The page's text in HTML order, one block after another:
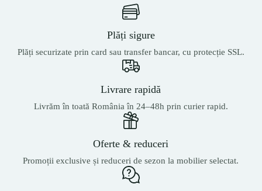
Plăți sigure
Plăți securizate prin card sau transfer bancar, cu protecție SSL.
Livrare rapidă
Livrăm în toată România în 24–48h prin curier rapid.
Oferte & reduceri
Promoții exclusive și reduceri de sezon la mobilier selectat.